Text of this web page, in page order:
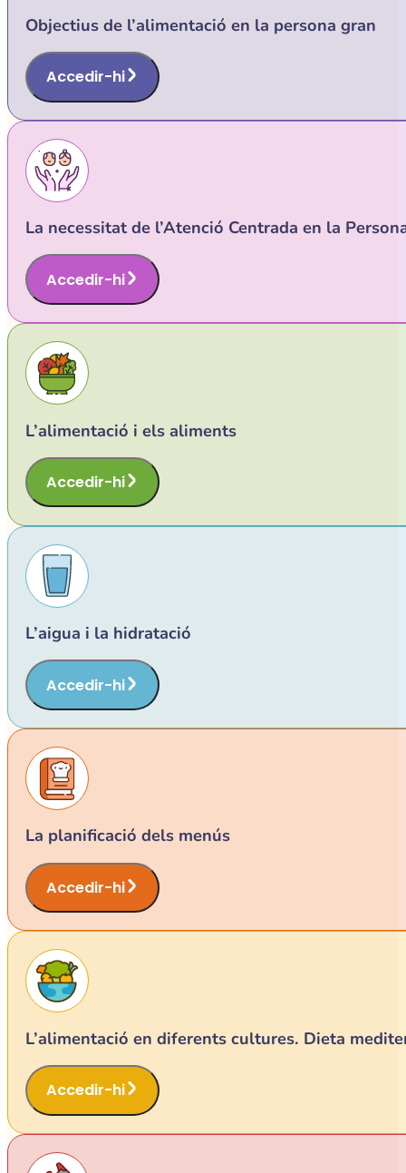
Objectius de l’alimentació en la persona gran
Accedir-hi
La necessitat de l’Atenció Centrada en la
Accedir-hi
L’alimentació i els aliments
Accedir-hi
L’aigua i la hidratació
Accedir-hi
La planificació dels menús
Accedir-hi
L’alimentació en diferents cultures. Dieta
Accedir-hi